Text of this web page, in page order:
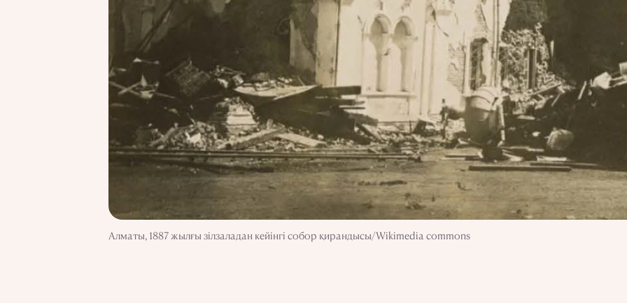
Алматы, 1887 жылғы зілзаладан кейінгі собор қирандысы/Wikimedia commons